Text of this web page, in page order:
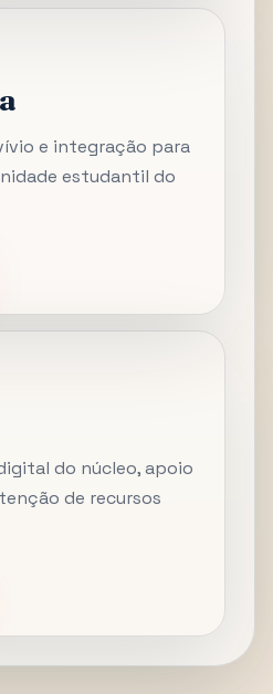
e integração para
estudantil do
do núcleo, apoio
de recursos